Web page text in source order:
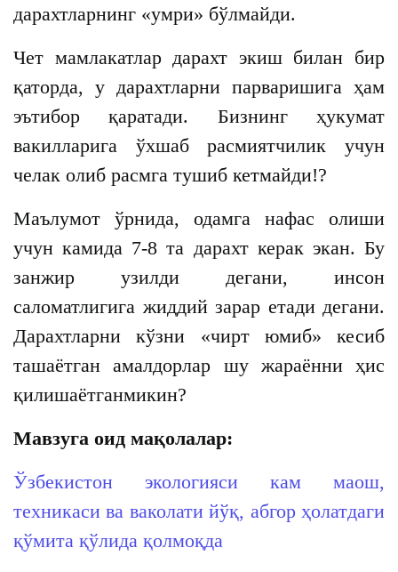
дарахтларнинг «умри» бўлмайди.
Чет мамлакатлар дарахт экиш билан бир
қаторда, у дарахтларни парваришига ҳам
эътибор қаратади. Бизнинг ҳукумат
вакилларига ўхшаб расмиятчилик учун
челак олиб расмга тушиб кетмайди!?
Маълумот ўрнида, одамга нафас олиши
учун камида 7-8 та дарахт керак экан. Бу
занжир узилди дегани, инсон
саломатлигига жиддий зарар етади дегани.
Дарахтларни кўзни «чирт юмиб» кесиб
ташаётган амалдорлар шу жараённи ҳис
қилишаётганмикин?
Мавзуга оид мақолалар:
Ўзбекистон экологияси кам маош,
техникаси ва ваколати йўқ, абгор ҳолатдаги
қўмита қўлида қолмоқда